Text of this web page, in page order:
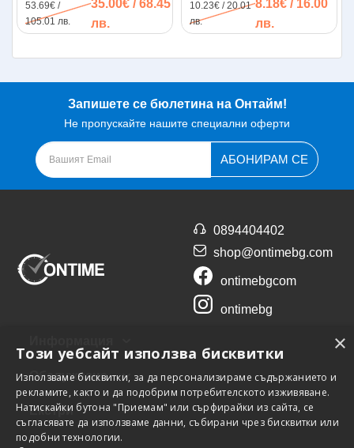
капак
53.69€ /
105.01 лв.
35.00€ / 68.45
лв.
10.23€ / 20.01
лв.
8.18€ / 16.00
лв.
Запишете се бюлетина на Онтайм!
Не пропускайте нашите специални оферти
АБОНИРАМ СЕ
0894404402
shop@ontimebg.com
ontimebgcom
ontimebg
Обслужване
Екстри
×
Този уебсайт използва бисквитки
Използваме бисквитки, за да персонализираме съдържанието и
рекламите, както и да подобрим потребителското изживяване.
Натискайки бутона "Приемам" или сърфирайки из сайта, се
съгласявате да използваме данни, събирани чрез бисквитки или
подобни технологии.